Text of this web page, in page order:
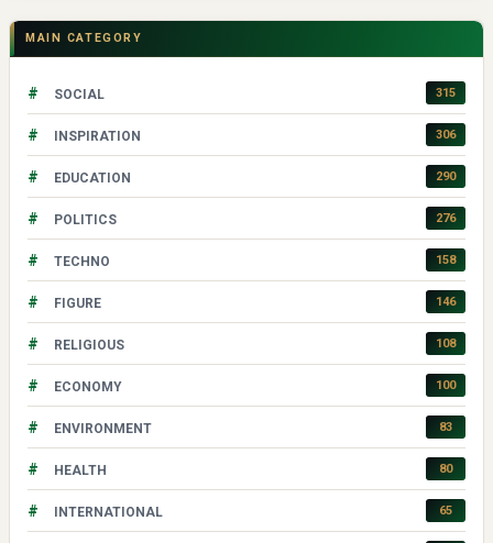
MAIN CATEGORY
# SOCIAL 315
# INSPIRATION 306
# EDUCATION 290
# POLITICS 276
# TECHNO 158
# FIGURE 146
# RELIGIOUS 108
# ECONOMY 100
# ENVIRONMENT 83
# HEALTH 80
# INTERNATIONAL 65